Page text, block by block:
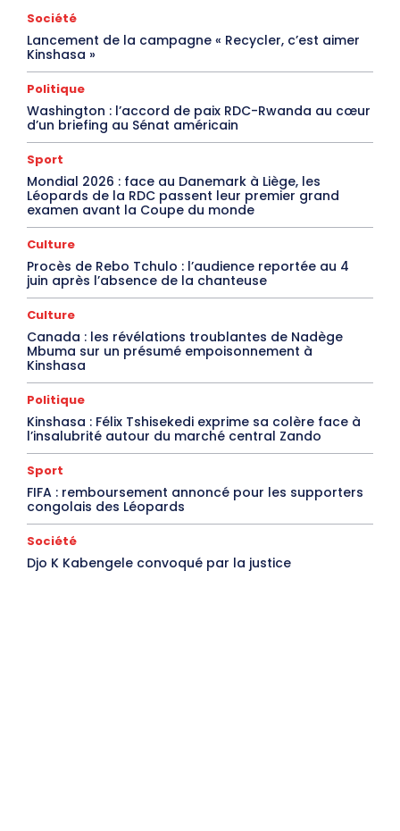
Société
Lancement de la campagne « Recycler, c’est aimer
Kinshasa »
Politique
Washington : l’accord de paix RDC-Rwanda au cœur
d’un briefing au Sénat américain
Sport
Mondial 2026 : face au Danemark à Liège, les
Léopards de la RDC passent leur premier grand
examen avant la Coupe du monde
Culture
Procès de Rebo Tchulo : l’audience reportée au 4
juin après l’absence de la chanteuse
Culture
Canada : les révélations troublantes de Nadège
Mbuma sur un présumé empoisonnement à
Kinshasa
Politique
Kinshasa : Félix Tshisekedi exprime sa colère face à
l’insalubrité autour du marché central Zando
Sport
FIFA : remboursement annoncé pour les supporters
congolais des Léopards
Société
Djo K Kabengele convoqué par la justice